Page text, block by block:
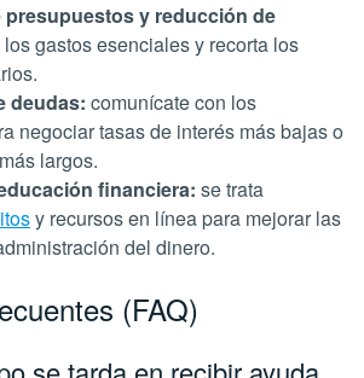
presupuestos y reducción de
gastos esenciales y recorta los
deudas: comunícate con los
negociar tasas de interés más bajas o
largos.
financiera: se trata
y recursos en línea para mejorar las
del dinero.
(FAQ)